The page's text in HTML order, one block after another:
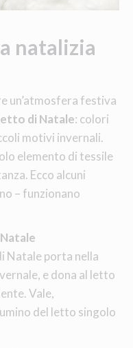
natalizia
un’atmosfera festiva
di Natale: colori
motivi invernali.
elemento di tessile
Ecco alcuni
– funzionano
Natale porta nella
e dona al letto
Vale,
del letto singolo